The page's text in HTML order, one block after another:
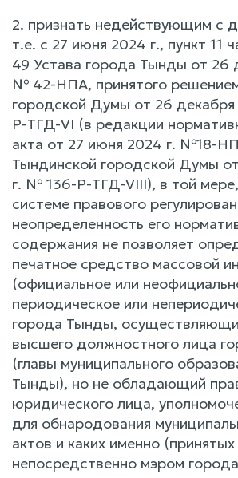
2. признать недействующим с
т.е. с 27 июня 2024 г., пункт 11
49 Устава города Тынды от 26
№ 42-НПА, принятого
городской Думы от 26
Р-ТГД-VI (в редакции
акта от 27 июня 2024 г. №18-
Тындинской городской Думы
г. № 136-Р-ТГД-VIII), в той мере,
системе правового
неопределенность его
содержания не позволяет
печатное средство массовой
(официальное или
периодическое или
города Тынды,
высшего должностного лица
(главы муниципального
Тынды), но не обладающий
юридического лица,
для обнародования
актов и каких именно (принятых
непосредственно мэром